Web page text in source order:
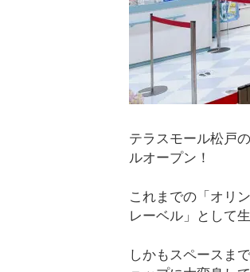
テラスモール松戸
ルオープン！
これまでの「オリ
レーベル」として
しかもスペースま